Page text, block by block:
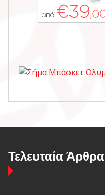
Τελευταία Άρθρα